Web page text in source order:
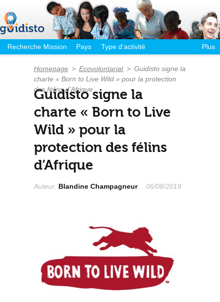
Recherche Mission Pays Type d’activité Plus
Homepage > Ecovolontariat > Guidisto signe la
charte « Born to Live Wild » pour la protection
des félins d’Afrique
Guidisto signe la
charte « Born to Live
Wild » pour la
protection des félins
d’Afrique
06/08/2019
Auteur: Blandine Champagneur